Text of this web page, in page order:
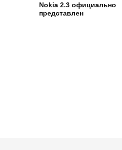
Nokia 2.3 официально
представлен